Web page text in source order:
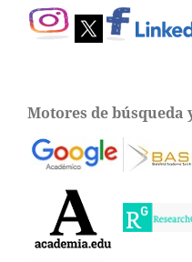
Motores de búsqueda